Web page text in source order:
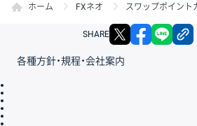
ホーム FXネオ スワップポイント
SHARE X
各種方針・規程・会社案内